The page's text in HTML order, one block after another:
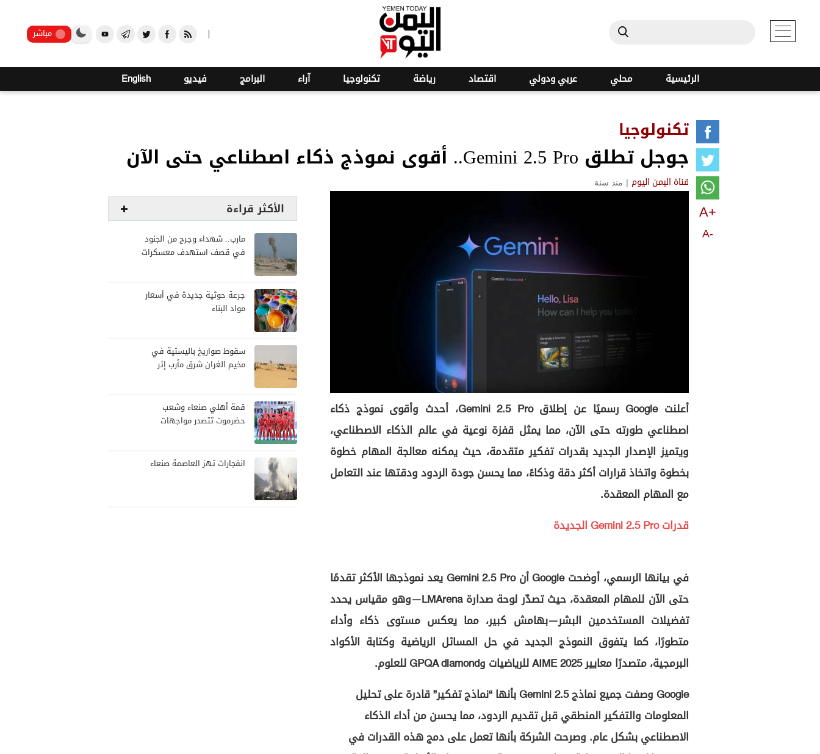
مباشر
الرئيسية محلي عربي ودولي اقتصاد رياضة تكنولوجيا آراء البرامج فيديو English
تكنولوجيا
جوجل تطلق Gemini 2.5 Pro.. أقوى نموذج ذكاء اصطناعي حتى الآن
قناة اليمن اليوم | منذ سنة
A+
A-
أعلنت Google رسميًا عن إطلاق Gemini 2.5 Pro، أحدث وأقوى نموذج ذكاء
اصطناعي طورته حتى الآن، مما يمثل قفزة نوعية في عالم الذكاء الاصطناعي،
ويتميز الإصدار الجديد بقدرات تفكير متقدمة، حيث يمكنه معالجة المهام خطوة
بخطوة واتخاذ قرارات أكثر دقة وذكاءً، مما يحسن جودة الردود ودقتها عند التعامل
مع المهام المعقدة.
قدرات Gemini 2.5 Pro الجديدة
في بيانها الرسمي، أوضحت Google أن Gemini 2.5 Pro يعد نموذجها الأكثر تقدمًا
حتى الآن للمهام المعقدة، حيث تصدّر لوحة صدارة LMArena—وهو مقياس يحدد
تفضيلات المستخدمين البشر—بهامش كبير، مما يعكس مستوى ذكاء وأداء
متطورًا، كما يتفوق النموذج الجديد في حل المسائل الرياضية وكتابة الأكواد
البرمجية، متصدرًا معايير AIME 2025 للرياضيات وGPQA diamond للعلوم.
Google وصفت جميع نماذج Gemini 2.5 بأنها “نماذج تفكير” قادرة على تحليل
المعلومات والتفكير المنطقي قبل تقديم الردود، مما يحسن من أداء الذكاء
الاصطناعي بشكل عام. وصرحت الشركة بأنها تعمل على دمج هذه القدرات في
الأكثر قراءة
مارب.. شهداء وجرح من الجنود
في قصف استهدف معسكرات
جرعة حوثية جديدة في أسعار
مواد البناء
سقوط صواريخ باليستية في
مخيم الغران شرق مأرب إثر
قمة أهلي صنعاء وشعب
حضرموت تتصدر مواجهات
انفجارات تهز العاصمة صنعاء